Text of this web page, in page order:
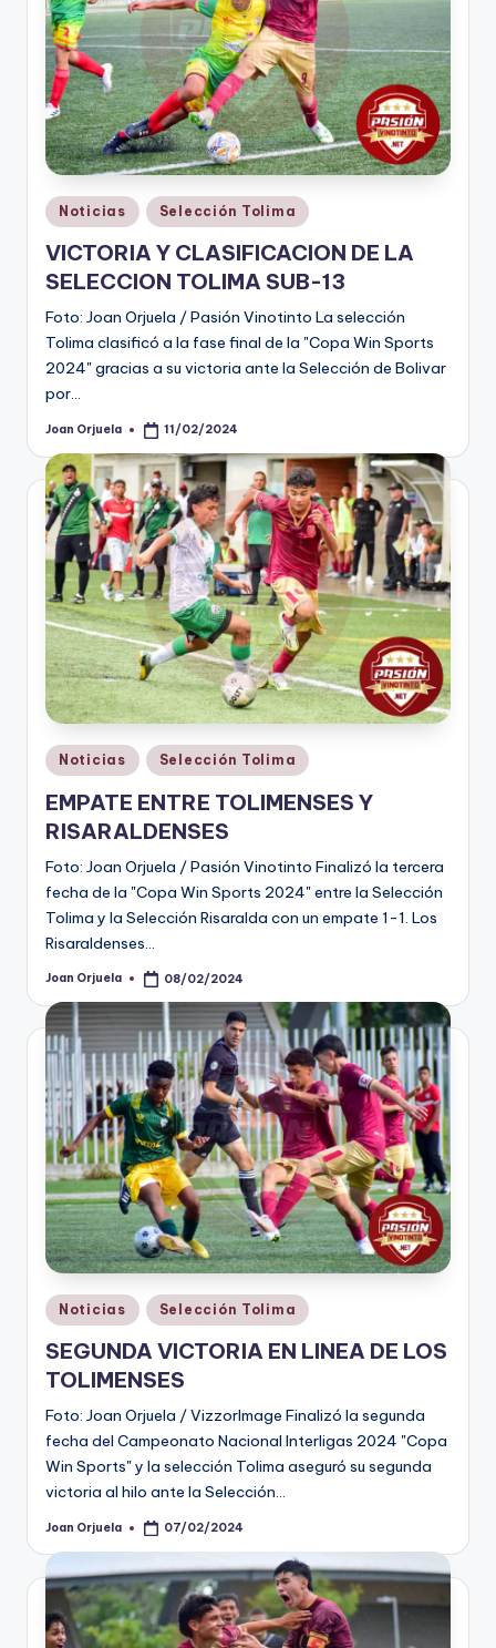
Publicado
en
Noticias Selección Tolima
VICTORIA Y CLASIFICACION DE LA
SELECCION TOLIMA SUB-13
Foto: Joan Orjuela / Pasión Vinotinto La selección
Tolima clasificó a la fase final de la "Copa Win Sports
2024" gracias a su victoria ante la Selección de Bolivar
por…
Publicado
Joan Orjuela 11/02/2024
Publicado
en
Noticias Selección Tolima
EMPATE ENTRE TOLIMENSES Y
RISARALDENSES
Foto: Joan Orjuela / Pasión Vinotinto Finalizó la tercera
fecha de la "Copa Win Sports 2024" entre la Selección
Tolima y la Selección Risaralda con un empate 1-1. Los
Risaraldenses…
Publicado
Joan Orjuela 08/02/2024
Publicado
en
Noticias Selección Tolima
SEGUNDA VICTORIA EN LINEA DE LOS
TOLIMENSES
Foto: Joan Orjuela / VizzorImage Finalizó la segunda
fecha del Campeonato Nacional Interligas 2024 "Copa
Win Sports" y la selección Tolima aseguró su segunda
victoria al hilo ante la Selección…
Publicado
Joan Orjuela 07/02/2024